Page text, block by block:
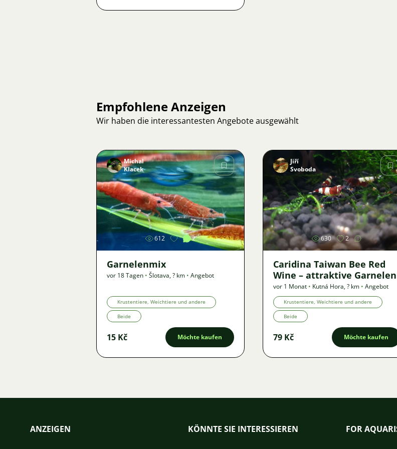
Empfohlene Anzeigen
Wir haben die interessantesten Angebote ausgewählt
Bild
Michal
Klacek
612 2
Garnelenmix
vor 18 Tagen • Šlotava,? km • Angebot
Krustentiere, Weichtiere und andere
Beide
15 Kč Möchte kaufen
Bild
Jiří
Svoboda
630 2
Caridina Taiwan Bee Red
Wine – attraktive Garnelen
vor 1 Monat • Kutná Hora,? km • Angebot
Krustentiere, Weichtiere und andere
Beide
79 Kč Möchte kaufen
ANZEIGEN KÖNNTE SIE INTERESSIEREN FOR